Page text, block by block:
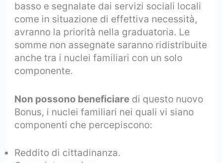
basso e segnalate dai servizi sociali locali
come in situazione di effettiva necessità,
avranno la priorità nella graduatoria. Le
somme non assegnate saranno ridistribuite
anche tra i nuclei familiari con un solo
componente.
Non possono beneficiare di questo nuovo
Bonus, i nuclei familiari nei quali vi siano
componenti che percepiscono:
Reddito di cittadinanza.